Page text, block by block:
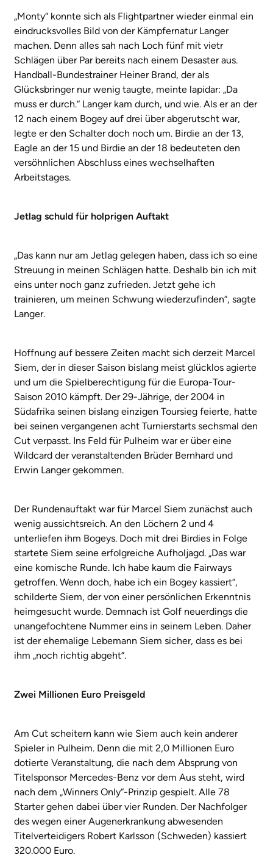
„Monty“ konnte sich als Flightpartner wieder einmal ein
eindrucksvolles Bild von der Kämpfernatur Langer
machen. Denn alles sah nach Loch fünf mit vietr
Schlägen über Par bereits nach einem Desaster aus.
Handball-Bundestrainer Heiner Brand, der als
Glücksbringer nur wenig taugte, meinte lapidar: „Da
muss er durch.“ Langer kam durch, und wie. Als er an der
12 nach einem Bogey auf drei über abgerutscht war,
legte er den Schalter doch noch um. Birdie an der 13,
Eagle an der 15 und Birdie an der 18 bedeuteten den
versöhnlichen Abschluss eines wechselhaften
Arbeitstages.
Jetlag schuld für holprigen Auftakt
„Das kann nur am Jetlag gelegen haben, dass ich so eine
Streuung in meinen Schlägen hatte. Deshalb bin ich mit
eins unter noch ganz zufrieden. Jetzt gehe ich
trainieren, um meinen Schwung wiederzufinden“, sagte
Langer.
Hoffnung auf bessere Zeiten macht sich derzeit Marcel
Siem, der in dieser Saison bislang meist glücklos agierte
und um die Spielberechtigung für die Europa-Tour-
Saison 2010 kämpft. Der 29-Jährige, der 2004 in
Südafrika seinen bislang einzigen Toursieg feierte, hatte
bei seinen vergangenen acht Turnierstarts sechsmal den
Cut verpasst. Ins Feld für Pulheim war er über eine
Wildcard der veranstaltenden Brüder Bernhard und
Erwin Langer gekommen.
Der Rundenauftakt war für Marcel Siem zunächst auch
wenig aussichtsreich. An den Löchern 2 und 4
unterliefen ihm Bogeys. Doch mit drei Birdies in Folge
startete Siem seine erfolgreiche Aufholjagd. „Das war
eine komische Runde. Ich habe kaum die Fairways
getroffen. Wenn doch, habe ich ein Bogey kassiert“,
schilderte Siem, der von einer persönlichen Erkenntnis
heimgesucht wurde. Demnach ist Golf neuerdings die
unangefochtene Nummer eins in seinem Leben. Daher
ist der ehemalige Lebemann Siem sicher, dass es bei
ihm „noch richtig abgeht“.
Zwei Millionen Euro Preisgeld
Am Cut scheitern kann wie Siem auch kein anderer
Spieler in Pulheim. Denn die mit 2,0 Millionen Euro
dotierte Veranstaltung, die nach dem Absprung von
Titelsponsor Mercedes-Benz vor dem Aus steht, wird
nach dem „Winners Only“-Prinzip gespielt. Alle 78
Starter gehen dabei über vier Runden. Der Nachfolger
des wegen einer Augenerkrankung abwesenden
Titelverteidigers Robert Karlsson (Schweden) kassiert
320.000 Euro.